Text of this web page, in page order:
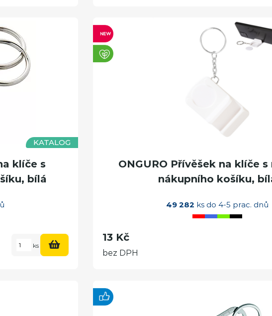
KATALOG
klíče s
bílá
ks
ONGURO Přívěšek na klíče
nákupního košíku,
49 282 ks do 4-5 prac. dnů
13 Kč
bez DPH